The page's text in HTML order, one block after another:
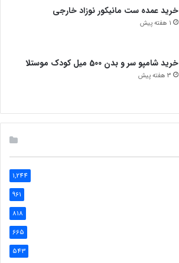
خرید عمده ست مانیکور نوزاد خارجی
1 هفته پیش
خرید شامپو سر و بدن 500 میل کودک موستلا
3 هفته پیش
1,244
961
818
665
543